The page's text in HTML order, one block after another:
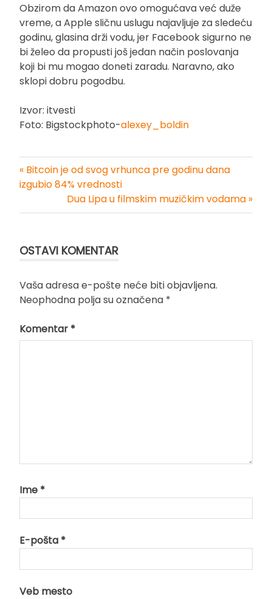
Obzirom da Amazon ovo omogućava već duže
vreme, a Apple sličnu uslugu najavljuje za sledeću
godinu, glasina drži vodu, jer Facebook sigurno ne
bi želeo da propusti još jedan način poslovanja
koji bi mu mogao doneti zaradu. Naravno, ako
sklopi dobru pogodbu.
Izvor: itvesti
Foto: Bigstockphoto-alexey_boldin
Kretanje
članka
« Bitcoin je od svog vrhunca pre godinu dana
izgubio 84% vrednosti
Dua Lipa u filmskim muzičkim vodama »
OSTAVI KOMENTAR
Vaša adresa e-pošte neće biti objavljena.
Neophodna polja su označena *
Komentar *
Ime *
E-pošta *
Veb mesto